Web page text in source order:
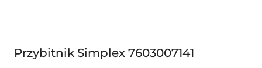
Przybitnik Simplex 7603007141